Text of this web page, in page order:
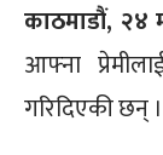
काठमाडौं, २४
आफ्ना
गरिदिएकी छन् ।